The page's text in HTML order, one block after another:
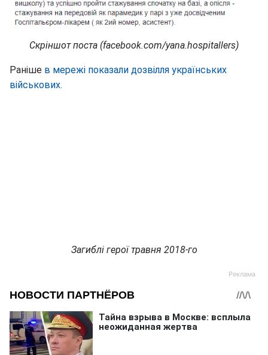
Скріншот поста (facebook.com/yana.hospitallers)
Раніше в мережі показали дозвілля українських
військових.
Загиблі герої травня 2018-го